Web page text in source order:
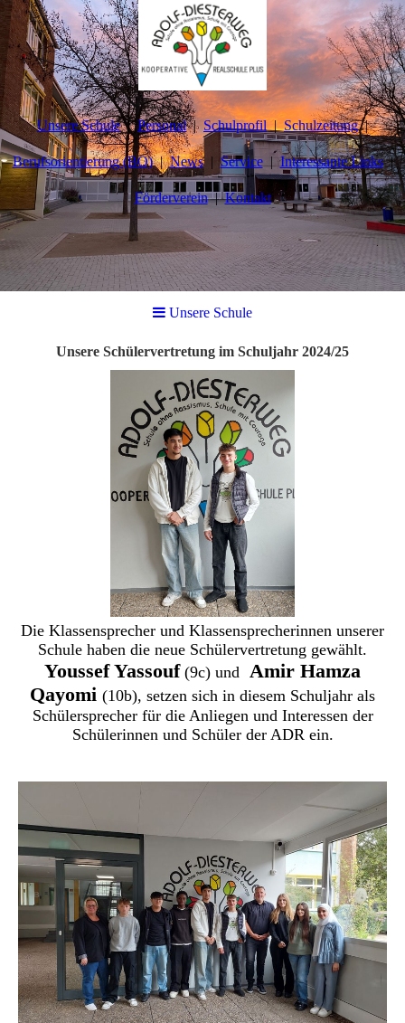
Unsere Schule Personal Schulprofil Schulzeitung
Berufsorientierung (BO) News Service Interessante Links
Förderverein Kontakt
Unsere Schule
Unsere Schülervertretung im Schuljahr 2024/25
Die Klassensprecher und Klassensprecherinnen unserer
Schule haben die neue Schülervertretung gewählt.
Youssef Yassouf(9c) und
Amir Hamza
Qayomi (10b), setzen sich in diesem Schuljahr als
Schülersprecher für die Anliegen und Interessen der
Schülerinnen und Schüler der ADR ein.